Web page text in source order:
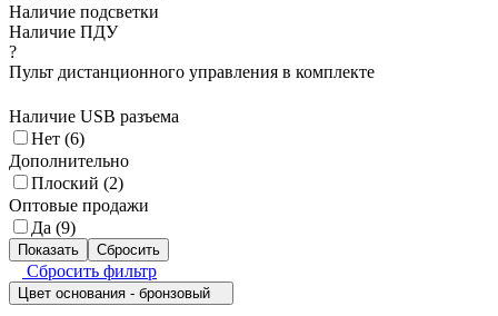
Наличие подсветки
Наличие ПДУ
?
Пульт дистанционного управления в комплекте
Наличие USB разъема
Нет (6)
Дополнительно
Плоский (2)
Оптовые продажи
Да (9)
Сбросить фильтр
Цвет основания - бронзовый